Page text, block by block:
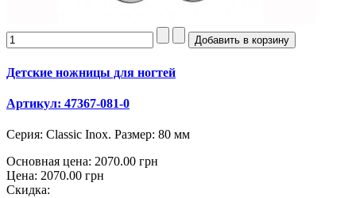
Детские ножницы для ногтей
Артикул: 47367-081-0
Серия: Classic Inox. Размер: 80 мм
Основная цена: 2070.00 грн
Цена: 2070.00 грн
Скидка: